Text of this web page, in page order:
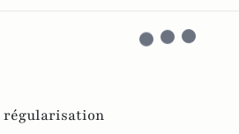
régularisation